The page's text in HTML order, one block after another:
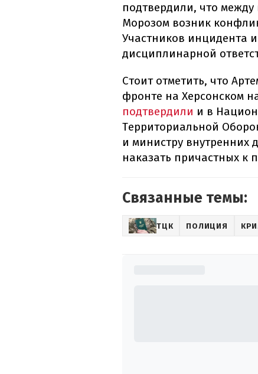
подтвердили, что
Морозом возник
Участников инцидента
дисциплинарной
Стоит отметить, что
фронте на Херсонском
подтвердили и в
Территориальной
и министру внутренних
наказать причастных к
Связанные темы:
ТЦК ПОЛИЦИЯ